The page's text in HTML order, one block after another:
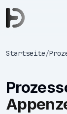
Startseite/